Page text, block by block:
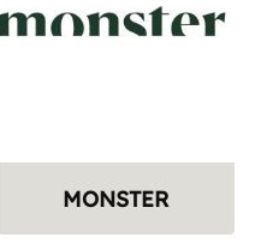
MONSTER